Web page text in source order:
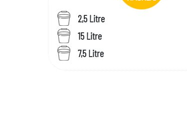
2,5 Litre
15 Litre
7,5 Litre